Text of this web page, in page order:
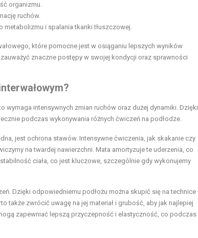
organizmu.
ruchów.
metabolizmu i spalania tkanki tłuszczowej.
które pomocne jest w osiąganiu lepszych wyników
znaczne postępy w swojej kondycji oraz sprawności
intensywnych zmian ruchów oraz dużej dynamiki. Dzięki
podczas wykonywania różnych ćwiczeń na podłodze.
jest ochrona stawów. Intensywne ćwiczenia, jak skakanie czy
na twardej nawierzchni. Mata amortyzuje te uderzenia, co
ciała, co jest kluczowe, szczególnie gdy wykonujemy
Dzięki odpowiedniemu podłożu można skupić się na technice
także zwrócić uwagę na jej materiał i grubość, aby jak najlepiej
zapewniać lepszą przyczepność i elastyczność, co podczas